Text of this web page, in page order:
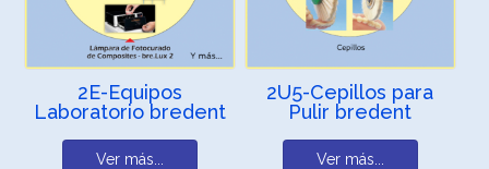
2E-Equipos
Laboratorio bredent
Ver más...
2U5-Cepillos para
Pulir bredent
Ver más...